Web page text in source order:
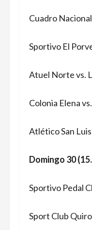
Cuadro
Sportivo El
Atuel Norte vs.
Colonia Elena
Atlético San
Domingo 30
Sportivo Pedal
Sport Club